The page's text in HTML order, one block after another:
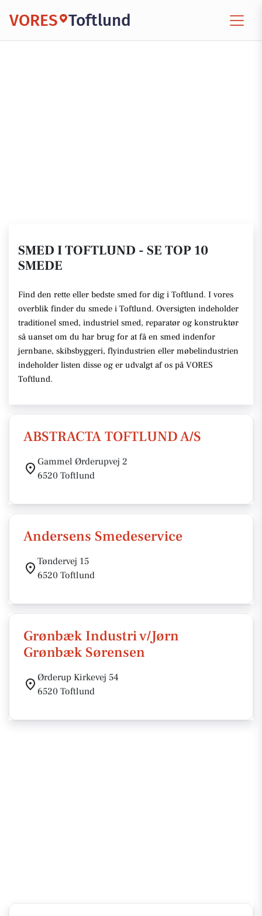
VORES Toftlund
SMED I TOFTLUND - SE TOP 10
SMEDE
Find den rette eller bedste smed for dig i Toftlund. I vores
overblik finder du smede i Toftlund. Oversigten indeholder
traditionel smed, industriel smed, reparatør og konstruktør
så uanset om du har brug for at få en smed indenfor
jernbane, skibsbyggeri, flyindustrien eller møbelindustrien
indeholder listen disse og er udvalgt af os på VORES
Toftlund.
ABSTRACTA TOFTLUND A/S
Gammel Ørderupvej 2
6520 Toftlund
Andersens Smedeservice
Tøndervej 15
6520 Toftlund
Grønbæk Industri v/Jørn
Grønbæk Sørensen
Ørderup Kirkevej 54
6520 Toftlund